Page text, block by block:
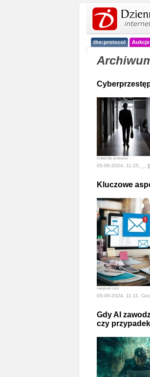
the:protocol Aukcje
materiały prasowe
05-09-2024, 11:25, _,
Kluczowe
rawpixel.com
05-09-2024, 11:11,
Gdy AI
czy